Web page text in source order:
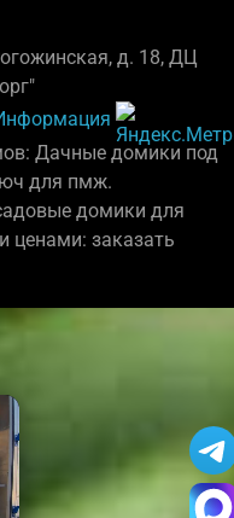
д. 18, ДЦ
Дачные домики под
для пмж.
домики для
ценами: заказать